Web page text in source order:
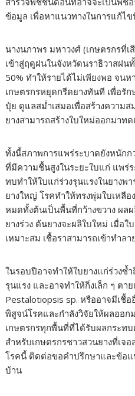
ข้อมูล เพื่อหาแนวทางในการแก้ไ
นางนภาพร มหาวงศ์ (เกษตรกรที่
เข้าสู่ฤดูฝนในจังหวัดนราธิวาสฝน
50% ทำให้รายได้ไม่เพียงพอ จน
เกษตรกรหยุดกรีดยางทันที เพื่อรั
ปุ๋ย ดูแลสม่ำเสมอเพื่อสร้างความ
ยางสามารถสร้างใบใหม่ออกมาท
ทั้งนี้สภาพการแพร่ระบาดยังหนัก
ที่มีความชื้นสูงในระยะใบแก่ แพร่
ทบทำให้ใบแก่ร่วงรุนแรงในยางพ
ยางใหญ่ โรคทำให้ทรงพุ่มใบเหลือ
หมดทั้งต้นเป็นพื้นที่กว้างขวาง ผล
ยางร่วง ต้นยางจะผลิใบใหม่ เมื่อ
เหมาะสม เชื้อราสามารถเข้าทำล
ในรอบปีอาจทำให้ใบยางแก่ร่วงซ้
รุนแรง และอาจทำให้กิ่งเล็ก ๆ ตา
Pestalotiopsis sp. หรืออาจมีเชื้
พิสูจน์โรคและกำลังวิจัยให้ผลออก
เกษตรกรทุกพื้นที่ที่ได้รับผลกระท
สำหรับเกษตรกรชาวสวนยางที่เจ
โรคนี้ ติดต่อขอคำปรึกษาและข้อ
บ้าน